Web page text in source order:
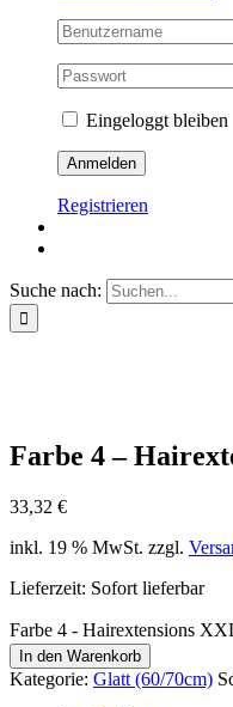
Eingeloggt bleiben
Registrieren
Suche nach:
Farbe 4 –
33,32 €
inkl. 19 % MwSt. zzgl.
Lieferzeit: Sofort lieferbar
Farbe 4 - Hairextensions
In den Warenkorb
Kategorie: Glatt (60/70cm)